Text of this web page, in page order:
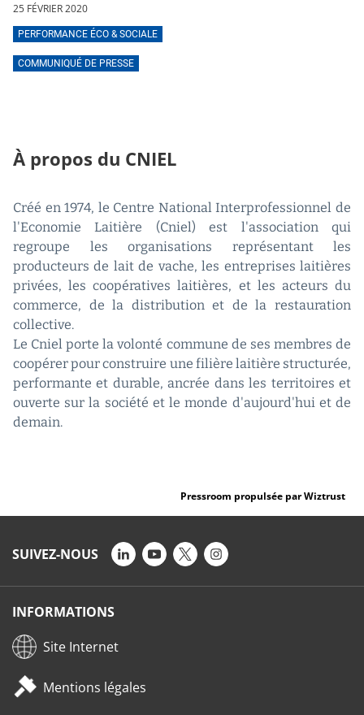
25 FÉVRIER 2020
PERFORMANCE ÉCO & SOCIALE
COMMUNIQUÉ DE PRESSE
À propos du CNIEL
Créé en 1974, le Centre National Interprofessionnel de
l'Economie Laitière (Cniel) est l'association qui
regroupe les organisations représentant les
producteurs de lait de vache, les entreprises laitières
privées, les coopératives laitières, et les acteurs du
commerce, de la distribution et de la restauration
collective.
Le Cniel porte la volonté commune de ses membres de
coopérer pour construire une filière laitière structurée,
performante et durable, ancrée dans les territoires et
ouverte sur la société et le monde d'aujourd'hui et de
demain.
Pressroom propulsée par Wiztrust
SUIVEZ-NOUS
INFORMATIONS
Site Internet
Mentions légales